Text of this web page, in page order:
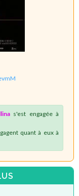
s'est engagée à
quant à eux à